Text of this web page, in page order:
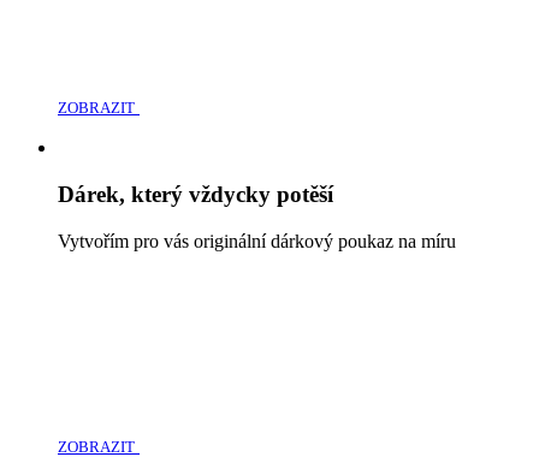
ZOBRAZIT
Dárek, který vždycky potěší
Vytvořím pro vás originální dárkový poukaz na míru
ZOBRAZIT